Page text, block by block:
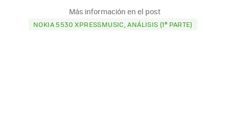
Más información en el post
NOKIA 5530 XPRESSMUSIC, ANÁLISIS (1ª PARTE)